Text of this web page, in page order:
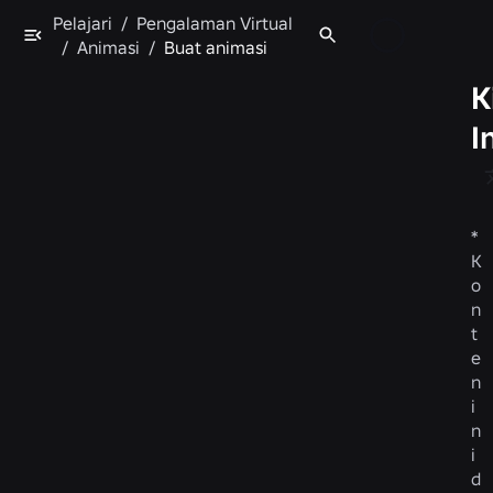
Pelajari / Pengalaman Virtual
/ Animasi / Buat animasi
*
K
o
n
t
e
n
i
n
i
d